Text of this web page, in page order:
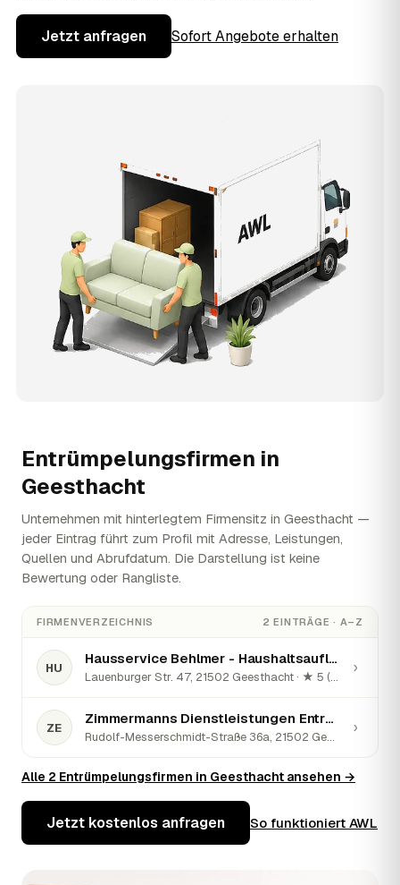
Jetzt anfragen Sofort Angebote erhalten
Entrümpelungsfirmen in
Geesthacht
Unternehmen mit hinterlegtem Firmensitz in Geesthacht —
jeder Eintrag führt zum Profil mit Adresse, Leistungen,
Quellen und Abrufdatum. Die Darstellung ist keine
Bewertung oder Rangliste.
FIRMENVERZEICHNIS 2 EINTRÄGE · A–Z
HU
Hausservice Behlmer - Haushaltsauflösungen & Entrümpelungen in Geesthacht, Hamburg und Umgebung
Lauenburger Str. 47, 21502 Geesthacht · ★ 5 (216)
›
ZE
Zimmermanns Dienstleistungen Entrümpelungen
Rudolf-Messerschmidt-Straße 36a, 21502 Geesthacht · ★ 5 (2)
›
Alle 2 Entrümpelungsfirmen in Geesthacht ansehen →
Jetzt kostenlos anfragen So funktioniert AWL